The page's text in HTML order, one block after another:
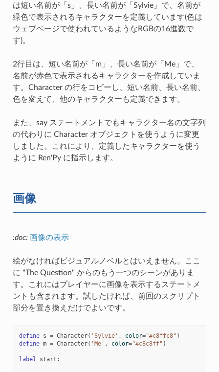
は短い名前が「s」、長い名前が「Sylvie」で、名前が
緑色で表示されるキャラクターを定義しています(色は
ウェブページで使われているようなRGBの16進数で
す)。
2行目は、短い名前が「m」、長い名前が「Me」で、
名前が赤色で表示されるキャラクターを作成していま
す。Character の行をコピーし、短い名前、長い名前、
色を変えて、他のキャラクターも定義できます。
また、say ステートメントでもキャラクター名の文字列
の代わりに Character オブジェクトを使うように変更
しました。これにより、定義したキャラクターを使う
ように Ren'Py に指示します。
画像
:doc: 画像の表示
絵がなければビジュアルノベルとはいえません。ここ
に "The Question" からのもう一つのシーンがありま
す。これにはプレイヤーに画像を表示するステートメ
ントも含まれます。試したければ、前回のスクリプト
部分を置き換えだけでよいです。
define s = Character( 'Sylvie' , color="#c8ffc8" )
define m = Character( 'Me' , color="#c8c8ff" )
label start :